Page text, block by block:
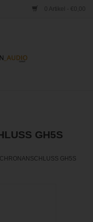
0 Artikel - €0,00
GH5S
GH5S